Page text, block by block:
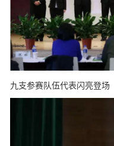
九支参赛队伍代表闪亮登场